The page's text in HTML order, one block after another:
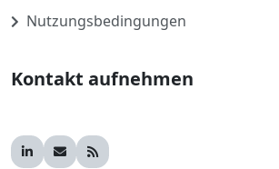
Nutzungsbedingungen
Kontakt aufnehmen